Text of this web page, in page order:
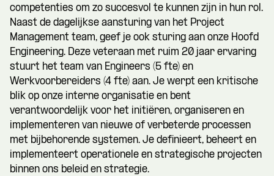
competenties om zo succesvol te kunnen zijn in hun rol.
Naast de dagelijkse aansturing van het Project
Management team, geef je ook sturing aan onze Hoofd
Engineering. Deze veteraan met ruim 20 jaar ervaring
stuurt het team van Engineers (5 fte) en
Werkvoorbereiders (4 fte) aan. Je werpt een kritische
blik op onze interne organisatie en bent
verantwoordelijk voor het initiëren, organiseren en
implementeren van nieuwe of verbeterde processen
met bijbehorende systemen. Je definieert, beheert en
implementeert operationele en strategische projecten
binnen ons beleid en strategie.